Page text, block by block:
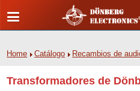
Home Catálogo Recambios de
Transformadores de